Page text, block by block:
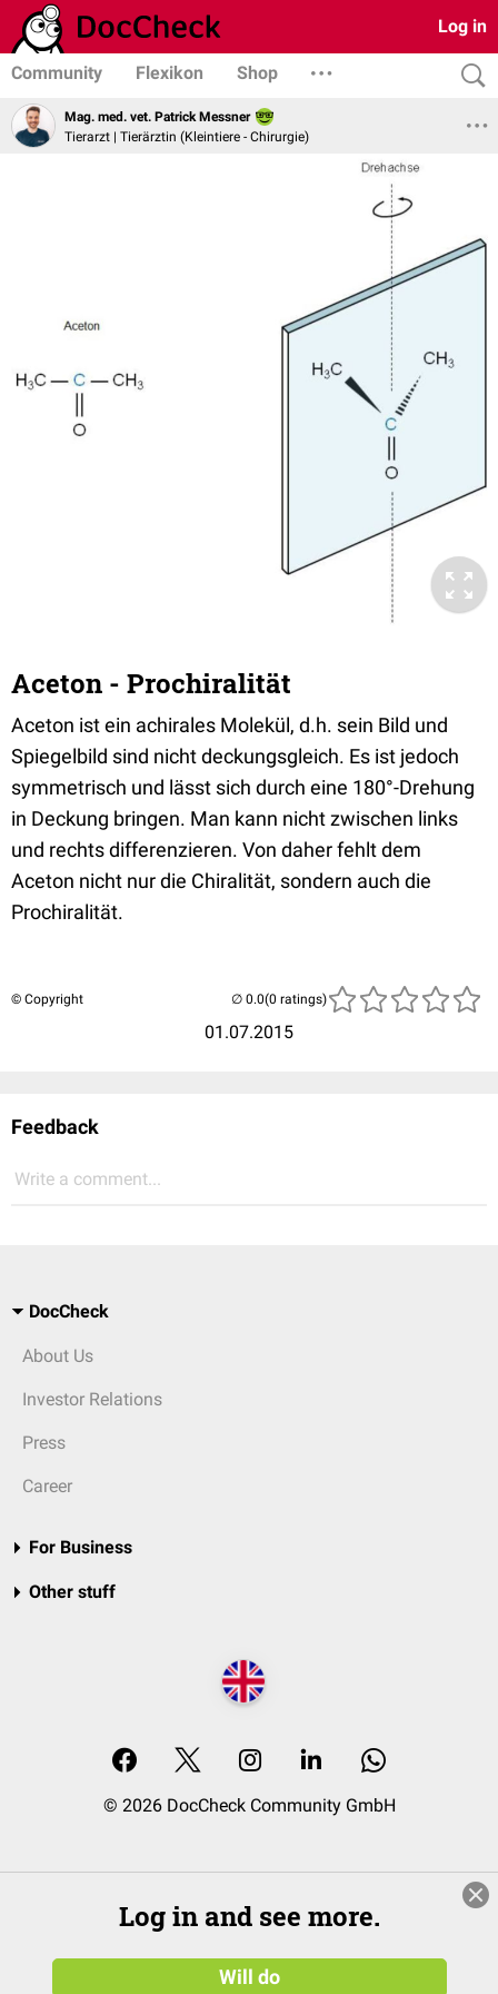
Log in
Community Flexikon Shop
Mag. med. vet. Patrick Messner
Tierarzt | Tierärztin (Kleintiere - Chirurgie)
Aceton - Prochiralität
Aceton ist ein achirales Molekül, d.h. sein Bild und
Spiegelbild sind nicht deckungsgleich. Es ist jedoch
symmetrisch und lässt sich durch eine 180°-Drehung
in Deckung bringen. Man kann nicht zwischen links
und rechts differenzieren. Von daher fehlt dem
Aceton nicht nur die Chiralität, sondern auch die
Prochiralität.
© Copyright
01.07.2015
(0 ratings)
Feedback
Write a comment...
DocCheck
About Us
Investor Relations
Press
Career
For Business
Other stuff
© 2026 DocCheck Community GmbH
Log in and see more.
Will do